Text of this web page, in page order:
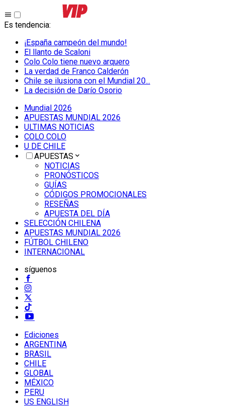
Es tendencia:
¡España campeón del mundo!
El llanto de Scaloni
Colo Colo tiene nuevo arquero
La verdad de Franco Calderón
Chile se ilusiona con el Mundial 20...
La decisión de Darío Osorio
Mundial 2026
APUESTAS MUNDIAL 2026
ULTIMAS NOTICIAS
COLO COLO
U DE CHILE
APUESTAS
NOTICIAS
PRONÓSTICOS
GUÍAS
CÓDIGOS PROMOCIONALES
RESEÑAS
APUESTA DEL DÍA
SELECCIÓN CHILENA
APUESTAS MUNDIAL 2026
FÚTBOL CHILENO
INTERNACIONAL
síguenos
Ediciones
ARGENTINA
BRASIL
CHILE
GLOBAL
MÉXICO
PERU
US ENGLISH